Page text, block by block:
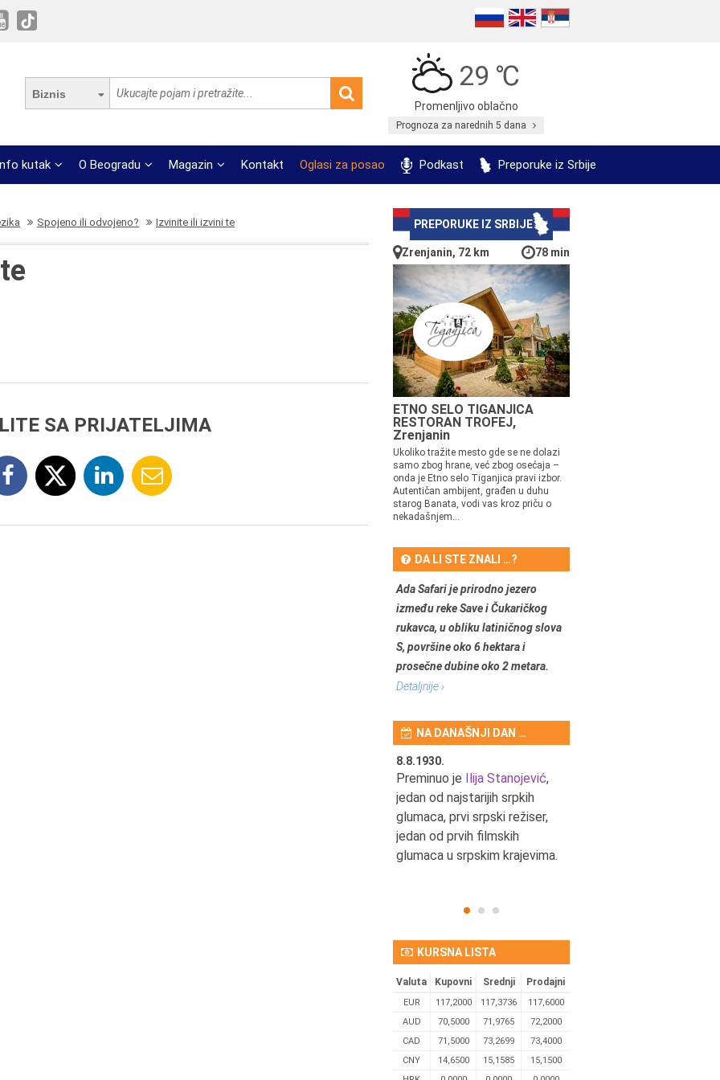
Biznis
29 ℃
Promenljivo oblačno
Prognoza za narednih 5 dana
kutak O Beogradu Magazin Kontakt Oglasi za posao Podkast Preporuke iz Srbije
Spojeno ili odvojeno? Izvinite ili izvini te
SA PRIJATELJIMA
PREPORUKE IZ SRBIJE
Zrenjanin, 72 km 78 min
ETNO SELO TIGANJICA
RESTORAN TROFEJ,
Zrenjanin
Ukoliko tražite mesto gde se ne dolazi
samo zbog hrane, već zbog osećaja –
onda je Etno selo Tiganjica pravi izbor.
Autentičan ambijent, građen u duhu
starog Banata, vodi vas kroz priču o
nekadašnjem...
DA LI STE ZNALI …?
Ada Safari je prirodno jezero
između reke Save i Čukaričkog
rukavca, u obliku latiničnog slova
S, površine oko 6 hektara i
prosečne dubine oko 2 metara.
Detaljnije ›
NA DANAŠNJI DAN …
8.8.1930.
Preminuo je Ilija Stanojević,
jedan od najstarijih srpkih
glumaca, prvi srpski režiser,
jedan od prvih filmskih
glumaca u srpskim krajevima.
KURSNA LISTA
Valuta Kupovni Srednji Prodajni
EUR 117,2000 117,3736
117,6000
AUD
70,5000 71,9765
72,2000
CAD
71,5000 73,2699
73,4000
CNY
14,6500 15,1585
15,1500